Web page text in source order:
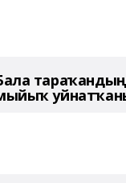
тараҡандың